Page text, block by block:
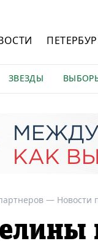
ЗВЕЗДЫ
— Новости